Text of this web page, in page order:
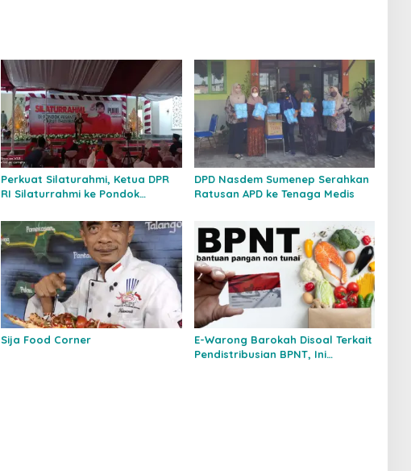
Perkuat Silaturahmi, Ketua DPR
RI Silaturrahmi ke Pondok
Sumenep
DPD Nasdem Sumenep Serahkan
Ratusan APD ke Tenaga Medis
Sija Food Corner
E-Warong Barokah Disoal Terkait
Pendistribusian BPNT, Ini